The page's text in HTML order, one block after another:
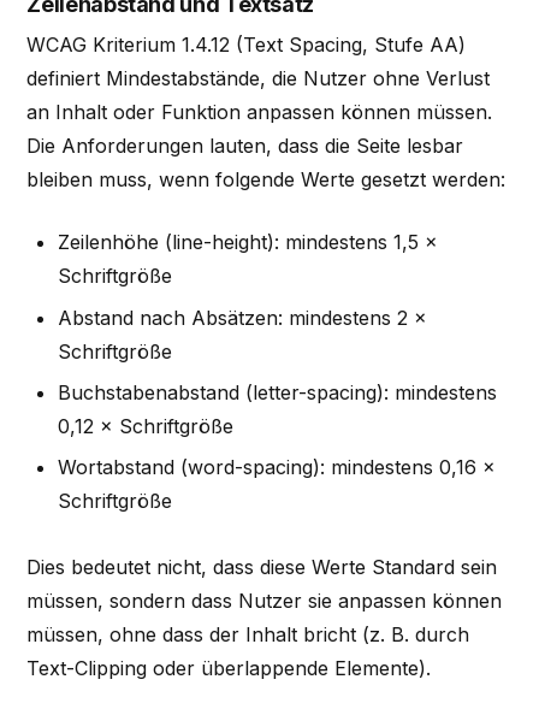
WCAG Kriterium 1.4.12 (Text Spacing, Stufe AA)
definiert Mindestabstände, die Nutzer ohne Verlust
an Inhalt oder Funktion anpassen können müssen.
Die Anforderungen lauten, dass die Seite lesbar
bleiben muss, wenn folgende Werte gesetzt werden:
Zeilenhöhe (line-height): mindestens 1,5 ×
Schriftgröße
Abstand nach Absätzen: mindestens 2 ×
Schriftgröße
Buchstabenabstand (letter-spacing): mindestens
0,12 × Schriftgröße
Wortabstand (word-spacing): mindestens 0,16 ×
Schriftgröße
Dies bedeutet nicht, dass diese Werte Standard sein
müssen, sondern dass Nutzer sie anpassen können
müssen, ohne dass der Inhalt bricht (z. B. durch
Text-Clipping oder überlappende Elemente).